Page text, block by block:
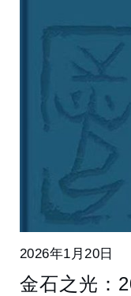
2026年1月20日
金石之光：